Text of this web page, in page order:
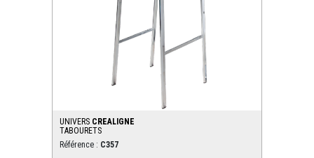
UNIVERS CREALIGNE
TABOURETS
Référence : C357